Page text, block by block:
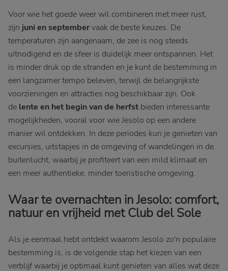
Voor wie het goede weer wil combineren met meer rust,
zijn juni en septembervaak de beste keuzes. De
temperaturen zijn aangenaam, de zee is nog steeds
uitnodigend en de sfeer is duidelijk meer ontspannen. Het
is minder druk op de stranden en je kunt de bestemming in
een langzamer tempo beleven, terwijl de belangrijkste
voorzieningen en attracties nog beschikbaar zijn. Ook
de lente en het begin van de herfst bieden interessante
mogelijkheden, vooral voor wie Jesolo op een andere
manier wil ontdekken. In deze periodes kun je genieten van
excursies, uitstapjes in de omgeving of wandelingen in de
buitenlucht, waarbij je profiteert van een mild klimaat en
een meer authentieke, minder toeristische omgeving.
Waar te overnachten in Jesolo: comfort,
natuur en vrijheid met Club del Sole
Als je eenmaal hebt ontdekt waarom Jesolo zo'n populaire
bestemming is, is de volgende stap het kiezen van een
verblijf waarbij je optimaal kunt genieten van alles wat deze